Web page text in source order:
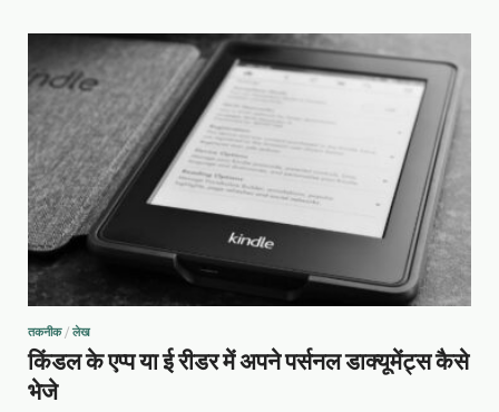
तकनीक/ लेख
किंडल के एप्प या ई रीडर में अपने पर्सनल डाक्यूमेंट्स कैसे
भेजे